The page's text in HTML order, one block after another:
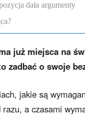
dała argumenty
już miejsca na
zadbać o swoje
jakie są
a czasami